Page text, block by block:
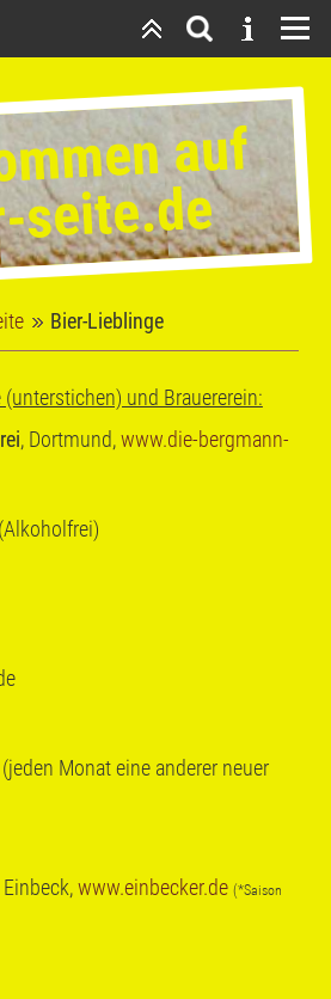
auf
seite.de
Bier-Lieblinge
und Brauererein:
, Dortmund,www.die-bergmann-
Monat eine anderer neuer
Einbeck,www.einbecker.de (*Saison